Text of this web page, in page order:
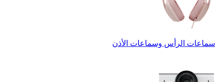
سماعات الرأس وسماعات الأذن